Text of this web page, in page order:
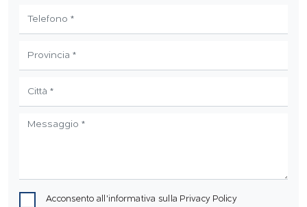
Acconsento all'informativa sulla Privacy Policy